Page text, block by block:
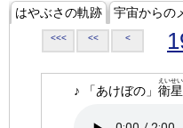
はやぶさの軌跡 宇宙からの
<<< << <
♪ 「あけぼの」 衛星
えいせい